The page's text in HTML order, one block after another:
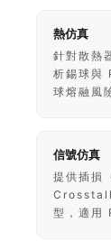
熱仿真
針對散熱
析錫球與
球熔融風
信號仿真
提供插損
型，適用